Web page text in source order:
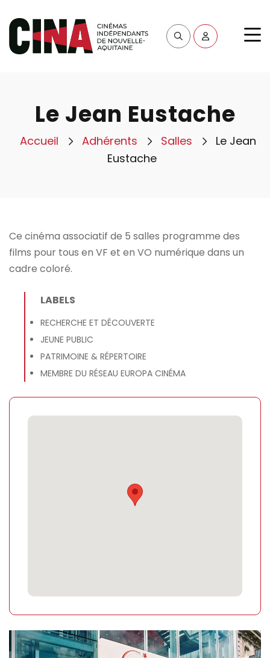
Le Jean Eustache
Accueil Adhérents Salles
Le Jean
Eustache
Ce cinéma associatif de 5 salles programme des
films pour tous en VF et en VO numérique dans un
cadre coloré.
LABELS
RECHERCHE ET DÉCOUVERTE
JEUNE PUBLIC
PATRIMOINE & RÉPERTOIRE
MEMBRE DU RÉSEAU EUROPA CINÉMA